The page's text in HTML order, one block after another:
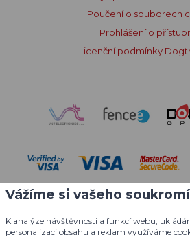
Poučení o souborech
Prohlášení o
Licenční podmínky
Vážíme si vašeho soukromí
K analýze návštěvnosti a funkcí webu,
personalizaci obsahu a reklam využíváme